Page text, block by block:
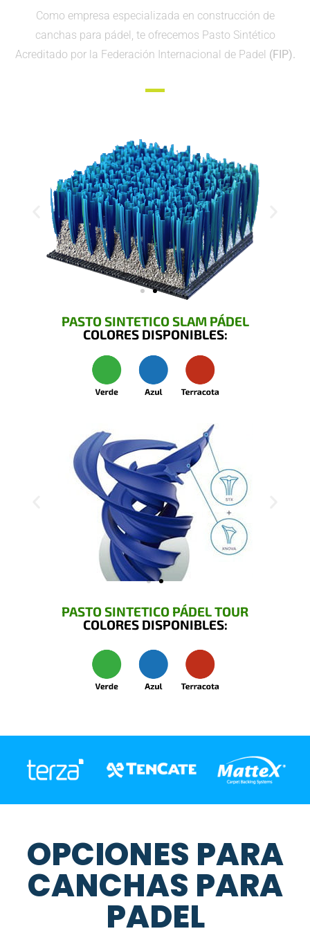
Como empresa especializada en construcción de
canchas para pádel, te ofrecemos Pasto Sintético
Acreditado por la Federación Internacional de Padel (FIP).
PASTO SINTETICO SLAM PÁDEL
COLORES DISPONIBLES:
PASTO SINTETICO PÁDEL TOUR
COLORES DISPONIBLES:
OPCIONES PARA
CANCHAS PARA
PADEL